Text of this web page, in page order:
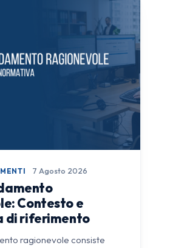
7 Agosto 2026
Contesto e
di riferimento
ragionevole consiste